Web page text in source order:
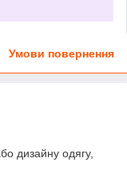
Умови повернення
дизайну одягу,